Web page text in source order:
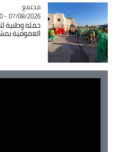
Catégorie
مجتمع
07/08/2026 - 18:40
حملة وطنية
العمومية